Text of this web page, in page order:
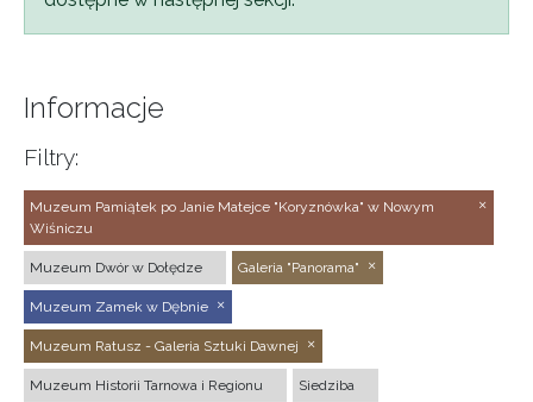
Informacje
Filtry:
Muzeum Pamiątek po Janie Matejce "Koryznówka" w Nowym
Wiśniczu
Muzeum Dwór w Dołędze Galeria "Panorama"
Muzeum Zamek w Dębnie
Muzeum Ratusz - Galeria Sztuki Dawnej
Muzeum Historii Tarnowa i Regionu Siedziba